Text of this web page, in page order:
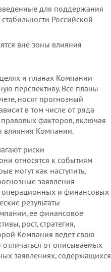
2024 года
в России на
для поддержания
Российской
вне зоны влияния
и планах Компании
перспективу. Все планы
носят прогнозный
в том числе от ряда
факторов, включая
влияния Компании.
риски
относятся к событиям
могут как наступить,
заявления
операционных и финансовых
результаты
ее финансовое
рост, стратегия,
Компания ведет свою
отличаться от описываемых
заявлениях, содержащихся